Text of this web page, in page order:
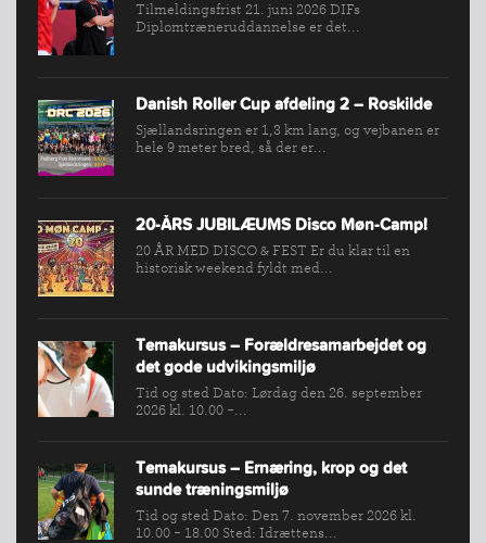
Tilmeldingsfrist 21. juni 2026 DIFs
Diplomtræneruddannelse er det...
Danish Roller Cup afdeling 2 – Roskilde
Sjællandsringen er 1,3 km lang, og vejbanen er
hele 9 meter bred, så der er...
20-ÅRS JUBILÆUMS Disco Møn-Camp!
20 ÅR MED DISCO & FEST Er du klar til en
historisk weekend fyldt med...
Temakursus – Forældresamarbejdet og
det gode udvikingsmiljø
Tid og sted Dato: Lørdag den 26. september
2026 kl. 10.00 -...
Temakursus – Ernæring, krop og det
sunde træningsmiljø
Tid og sted Dato: Den 7. november 2026 kl.
10.00 - 18.00 Sted: Idrættens...